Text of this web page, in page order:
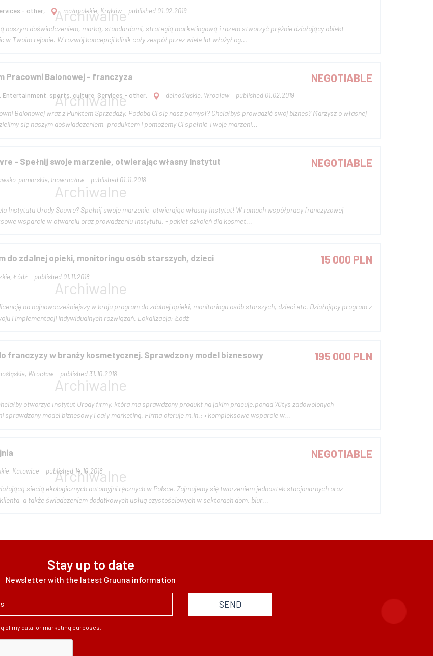
- other, małopolskie, Kraków published 01.02.2019
naszym doświadczeniem, marką, standardami, strategią marketingową i razem stworzyć prężnie działający obiekt -
prestiżowe SC Beauty Clinic w Twoim rejonie. W rozwój koncepcji klinik cały zespół przez wiele lat włożył og...
NEGOTIABLE
Pracowni Balonowej - franczyza
Entertainment, sports, culture, Services - other, dolnośląskie, Wrocław published 01.02.2019
Balonowej wraz z Punktem Sprzedaży. Podoba Ci się nasz pomysł? Chciałbyś prowadzić swój biznes? Marzysz o własnej
się naszym doświadczeniem, produktem i pomożemy Ci spełnić Twoje marzeni...
NEGOTIABLE
- Spełnij swoje marzenie, otwierając własny Instytut
pomorskie, Inowrocław published 01.11.2018
Instytutu Urody Souvre? Spełnij swoje marzenie, otwierając własny Instytut! W ramach współpracy franczyzowej
- kompleksowe wsparcie w otwarciu oraz prowadzeniu Instytutu, - pakiet szkoleń dla kosmet...
15 000 PLN
do zdalnej opieki, monitoringu osób starszych, dzieci
Łódź published 01.11.2018
na najnowocześniejszy w kraju program do zdalnej opieki, monitoringu osób starszych, dzieci etc. Działający program z
możliwością dalszego rozwoju i implementacji indywidualnych rozwiązań. Lokalizacja: Łódź
195 000 PLN
franczyzy w branży kosmetycznej. Sprawdzony model biznesowy
Wrocław published 31.10.2018
otworzyć Instytut Urody firmy, która ma sprawdzony produkt na jakim pracuje,ponad 70tys zadowolonych
sprawdzony model biznesowy i cały marketing. Firma oferuje m.in.: • kompleksowe wsparcie w...
NEGOTIABLE
Katowice published 14.10.2018
siecią ekologicznych automyjni ręcznych w Polsce. Zajmujemy się tworzeniem jednostek stacjonarnych oraz
a także świadczeniem dodatkowych usług czystościowych w sektorach dom, biur...
Stay up to date
Newsletter with the latest Gruuna information
SEND
of my data for marketing purposes.